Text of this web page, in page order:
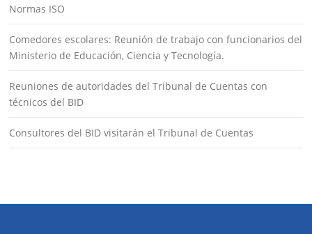
Normas ISO
Comedores escolares: Reunión de trabajo con funcionarios del
Ministerio de Educación, Ciencia y Tecnología.
Reuniones de autoridades del Tribunal de Cuentas con
técnicos del BID
Consultores del BID visitarán el Tribunal de Cuentas